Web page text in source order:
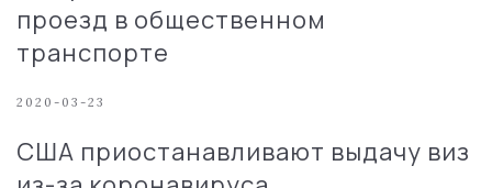
проезд в общественном
транспорте
2020-03-23
США приостанавливают выдачу виз